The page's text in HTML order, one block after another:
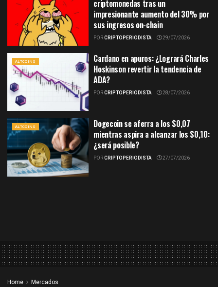
criptomonedas tras un
impresionante aumento del 30% por
sus ingresos on-chain
PORCRIPTOPERIODISTA 29/07/2026
ALTCOINS
Cardano en apuros: ¿Logrará Charles
Hoskinson revertir la tendencia de
ADA?
PORCRIPTOPERIODISTA 28/07/2026
ALTCOINS
Dogecoin se aferra a los $0,07
mientras aspira a alcanzar los $0,10:
¿será posible?
PORCRIPTOPERIODISTA 27/07/2026
Home Mercados